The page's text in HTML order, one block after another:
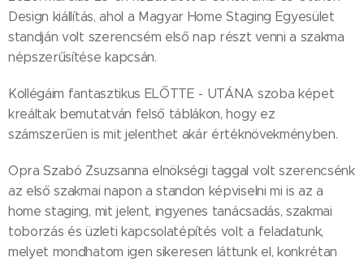
Design kiállítás, ahol a Magyar Home Staging Egyesület
standján volt szerencsém első nap részt venni a szakma
népszerűsítése kapcsán.
Kollégáim fantasztikus ELŐTTE - UTÁNA szoba képet
kreáltak bemutatván felső táblákon, hogy ez
számszerűen is mit jelenthet akár értéknövekményben.
Opra Szabó Zsuzsanna elnökségi taggal volt szerencsénk
az első szakmai napon a standon képviselni mi is az a
home staging, mit jelent, ingyenes tanácsadás, szakmai
toborzás és üzleti kapcsolatépítés volt a feladatunk,
melyet mondhatom igen sikeresen láttunk el, konkrétan